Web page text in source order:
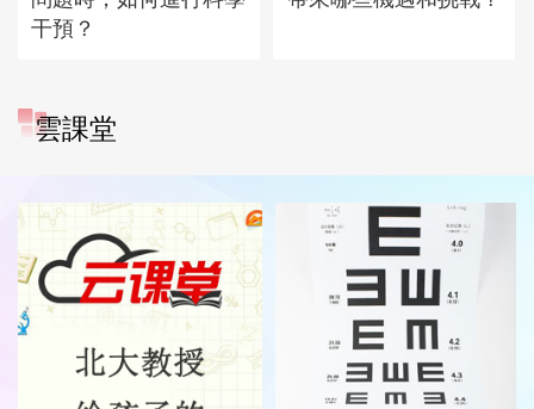
干預？
雲課堂